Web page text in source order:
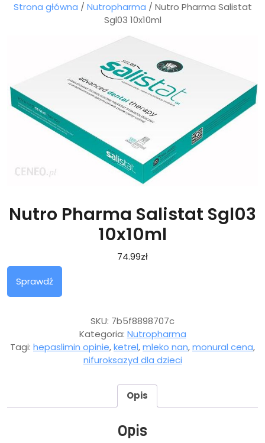
Strona główna / Nutropharma / Nutro Pharma Salistat
Sgl03 10x10ml
Nutro Pharma Salistat Sgl03
10x10ml
74.99zł
Sprawdź
SKU: 7b5f8898707c
Kategoria: Nutropharma
Tagi: hepaslimin opinie,ketrel,mleko nan,monural cena,
nifuroksazyd dla dzieci
Opis
Opis